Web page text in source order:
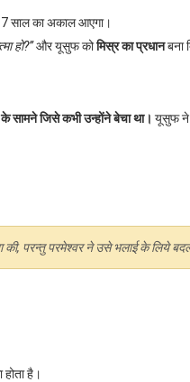
साल का अकाल आएगा।
हो?”और यूसुफ कोमिस्र का प्रधानबना
सामने जिसे कभी उन्होंने बेचा था। यूसुफ ने
परन्तु परमेश्वर ने उसे भलाई के लिये
है।